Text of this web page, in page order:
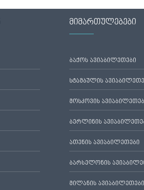
მიმართულებები
ბაქოს ავიაბილეთები
სტამბულის
მოსკოვის
ბერლინის
ათენის ავიაბილეთები
ბარსელონის
მილანის ავიაბილეთები